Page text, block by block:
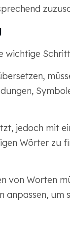
wichtige
jedoch mit
Wörter zu
von Worten
um